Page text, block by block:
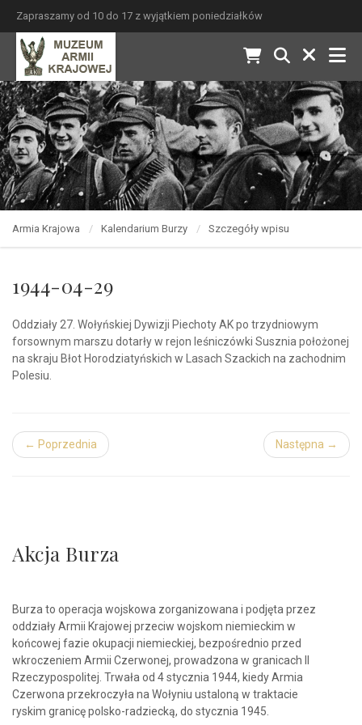
Zapraszamy od 10 do 17 z wyjątkiem poniedziałków
Armia Krajowa Kalendarium Burzy Szczegóły wpisu
1944-04-29
Oddziały 27. Wołyńskiej Dywizji Piechoty AK po trzydniowym
forsownym marszu dotarły w rejon leśniczówki Susznia położonej
na skraju Błot Horodziatyńskich w Lasach Szackich na zachodnim
Polesiu.
← Poprzednia Następna →
Akcja Burza
Burza to operacja wojskowa zorganizowana i podjęta przez
oddziały Armii Krajowej przeciw wojskom niemieckim w
końcowej fazie okupacji niemieckiej, bezpośrednio przed
wkroczeniem Armii Czerwonej, prowadzona w granicach II
Rzeczypospolitej. Trwała od 4 stycznia 1944, kiedy Armia
Czerwona przekroczyła na Wołyniu ustaloną w traktacie
ryskim granicę polsko-radziecką, do stycznia 1945.